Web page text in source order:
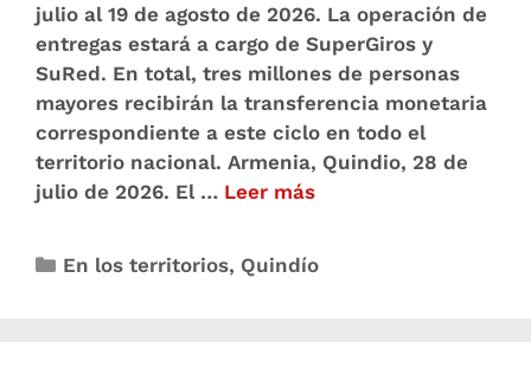
julio al 19 de agosto de 2026. La operación de
entregas estará a cargo de SuperGiros y
SuRed. En total, tres millones de personas
mayores recibirán la transferencia monetaria
correspondiente a este ciclo en todo el
territorio nacional. Armenia, Quindio, 28 de
julio de 2026. El … Leer más
En los territorios, Quindío